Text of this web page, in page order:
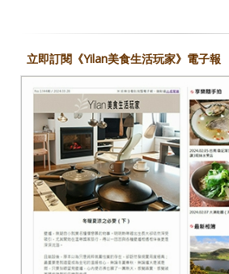
立即訂閱《Yilan美食生活玩家》電子報